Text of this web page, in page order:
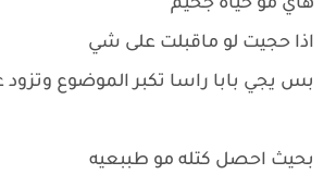
هاي مو حياة جحيم
اذا حجيت لو ماقبلت على شي
بس يجي بابا راسا تكبر الموضوع
بحيث احصل كتله مو طببعيه